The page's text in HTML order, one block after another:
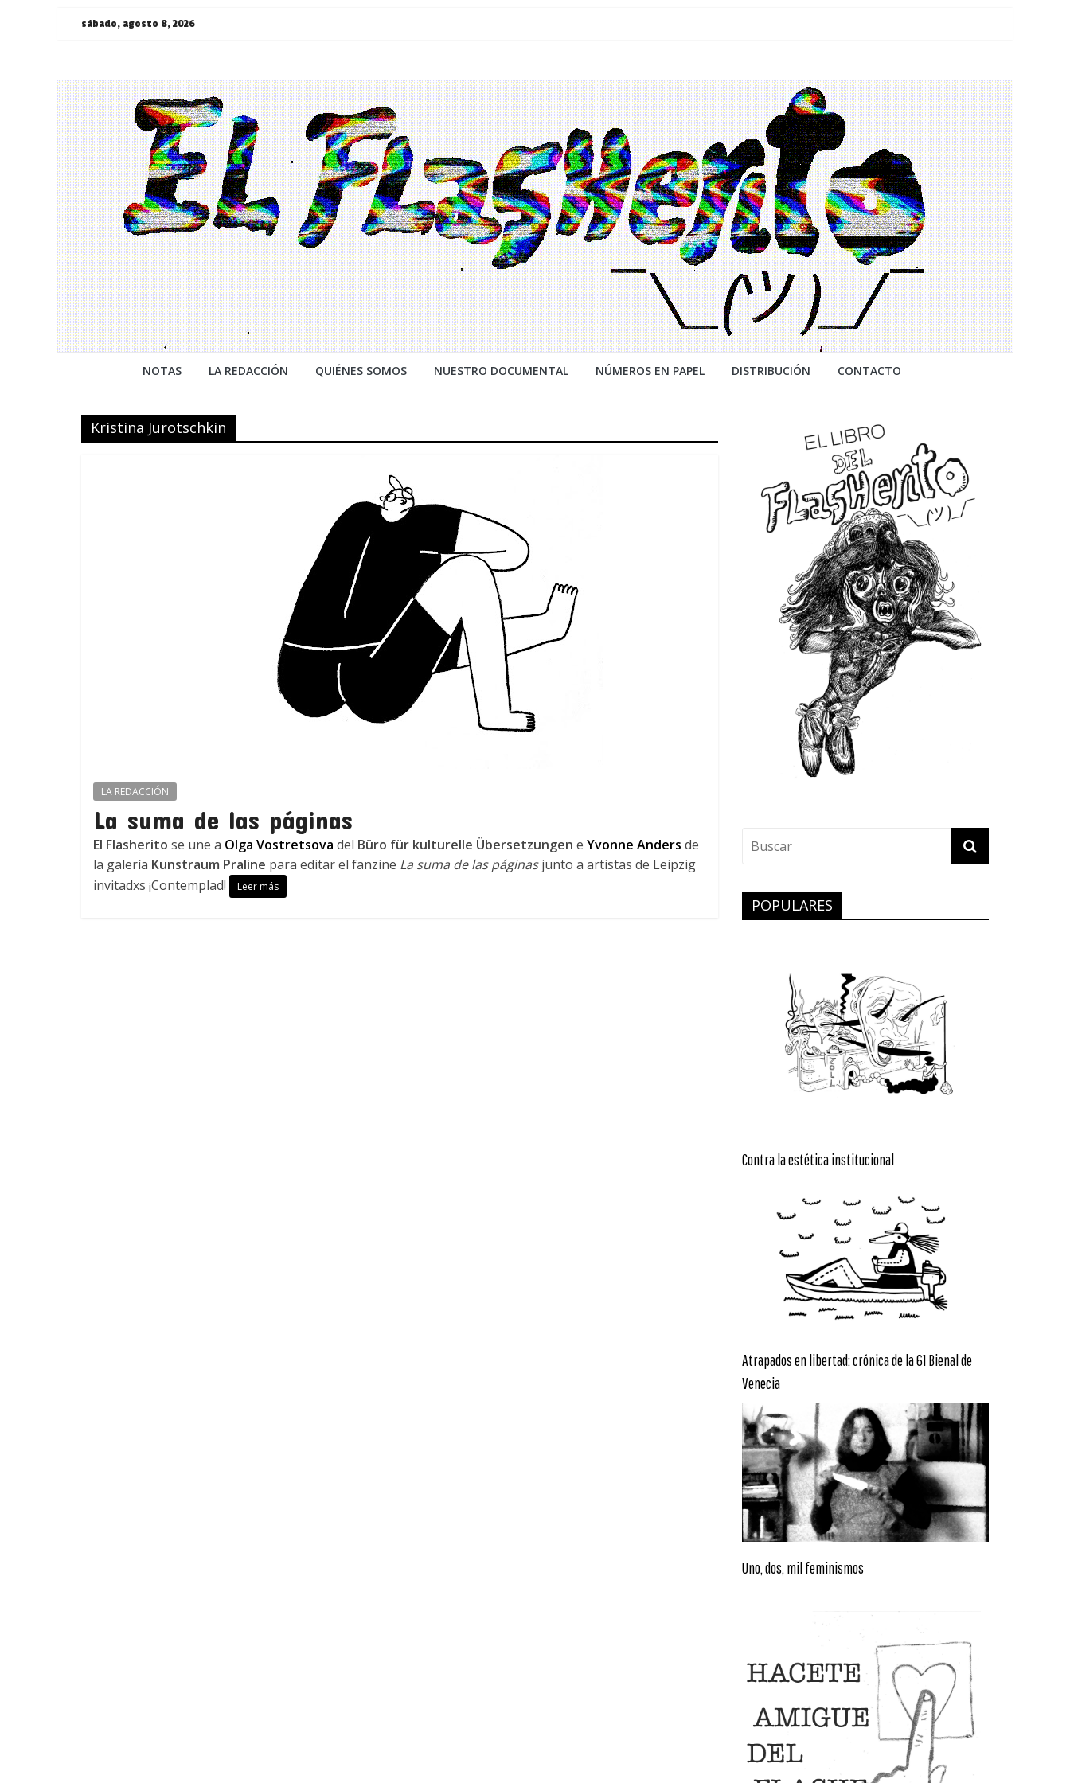
Saltarsábado, agosto 8, 2026
¯\_(ツ)_/
¯
NOTAS LA REDACCIÓN QUIÉNES SOMOS NUESTRO DOCUMENTAL NÚMEROS EN PAPEL DISTRIBUCIÓN CONTACTO
Kristina Jurotschkin
LA REDACCIÓN
La suma de las páginas
El Flasherito se une a Olga Vostretsova del Büro für kulturelle Übersetzungen e Yvonne Anders de
la galería Kunstraum Praline para editar el fanzine La suma de las páginasjunto a artistas de Leipzig
invitadxs ¡Contemplad!
Leer más
POPULARES
Contra la estética institucional
Atrapados en libertad: crónica de la 61 Bienal de
Venecia
Uno, dos, mil feminismos